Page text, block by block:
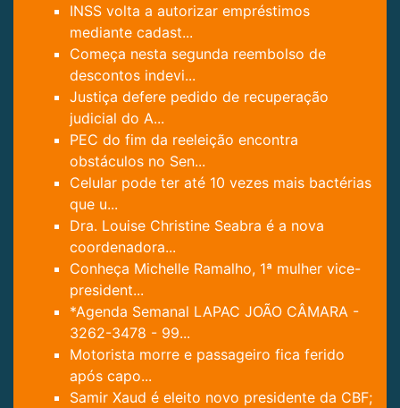
INSS volta a autorizar empréstimos
mediante cadast...
Começa nesta segunda reembolso de
descontos indevi...
Justiça defere pedido de recuperação
judicial do A...
PEC do fim da reeleição encontra
obstáculos no Sen...
Celular pode ter até 10 vezes mais bactérias
que u...
Dra. Louise Christine Seabra é a nova
coordenadora...
Conheça Michelle Ramalho, 1ª mulher vice-
president...
*Agenda Semanal LAPAC JOÃO CÂMARA -
3262-3478 - 99...
Motorista morre e passageiro fica ferido
após capo...
Samir Xaud é eleito novo presidente da CBF;